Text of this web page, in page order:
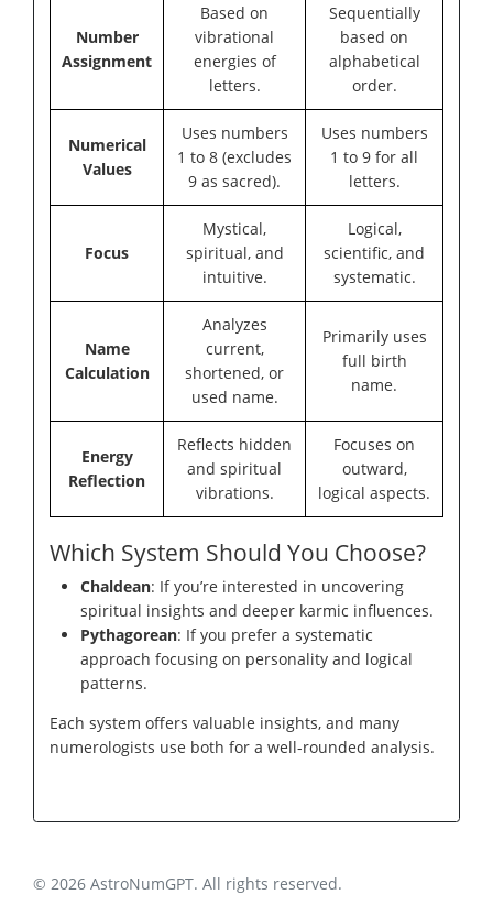
Number
Assignment
Based on
vibrational
energies of
letters.
Sequentially
based on
alphabetical
order.
Numerical
Values
Uses numbers
1 to 8 (excludes
9 as sacred).
Uses numbers
1 to 9 for all
letters.
Focus
Mystical,
spiritual, and
intuitive.
Logical,
scientific, and
systematic.
Name
Calculation
Analyzes
current,
shortened, or
used name.
Primarily uses
full birth
name.
Energy
Reflection
Reflects hidden
and spiritual
vibrations.
Focuses on
outward,
logical aspects.
Which System Should You Choose?
Chaldean: If you’re interested in uncovering
spiritual insights and deeper karmic influences.
Pythagorean: If you prefer a systematic
approach focusing on personality and logical
patterns.
Each system offers valuable insights, and many
numerologists use both for a well-rounded analysis.
© 2026 AstroNumGPT. All rights reserved.